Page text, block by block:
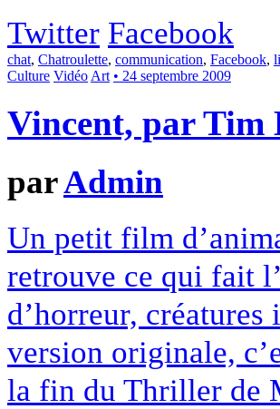
Twitter Facebook
chat, Chatroulette, communication, Facebook,
Culture Vidéo Art • 24 septembre 2009
Vincent, par
parAdmin
Un petit film
retrouve ce qui fait
d’horreur,
version originale,
la fin du Thriller de